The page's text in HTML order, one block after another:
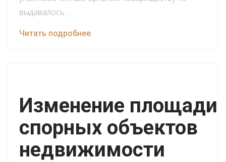
выдавалось....
Читать подробнее
Изменение площади
спорных объектов
недвижимости